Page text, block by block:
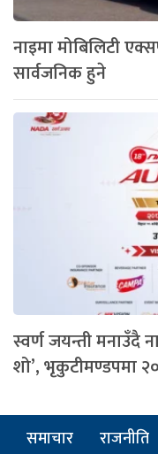
नाइमा मोबिलिटी
सार्वजनिक हुने
स्वर्ण जयन्ती मनाउँदै
शो’, भृकुटीमण्डपमा
समाचार राजनीति